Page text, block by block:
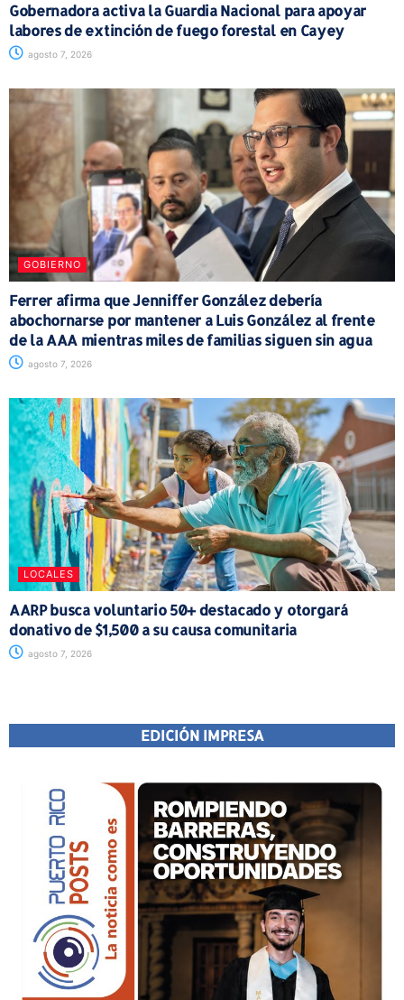
Gobernadora activa la Guardia Nacional para apoyar
labores de extinción de fuego forestal en Cayey
agosto 7, 2026
GOBIERNO
Ferrer afirma que Jenniffer González debería
abochornarse por mantener a Luis González al frente
de la AAA mientras miles de familias siguen sin agua
agosto 7, 2026
LOCALES
AARP busca voluntario 50+ destacado y otorgará
donativo de $1,500 a su causa comunitaria
agosto 7, 2026
EDICIÓN IMPRESA